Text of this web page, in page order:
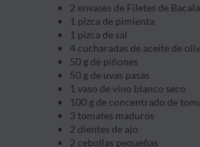
2 envases de Filetes de
1 pizca de pimienta
1 pizca de sal
4 cucharadas de aceite de
50 g de piñones
50 g de uvas pasas
1 vaso de vino blanco seco
100 g de concentrado de
3 tomates maduros
2 dientes de ajo
2 cebollas pequeñas